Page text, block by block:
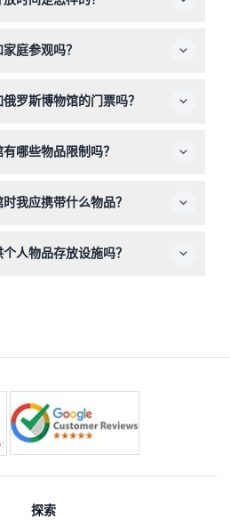
。周一、12月25日和1月1日闭
庭参观吗？
适合所有年龄段，能够吸引各类
罗斯博物馆的门票吗？
哪些物品限制吗？
光器或危险材料。宠物也不得入
我应携带什么物品？
手册到手机，以获得更丰富的参
人物品存放设施吗？
探索